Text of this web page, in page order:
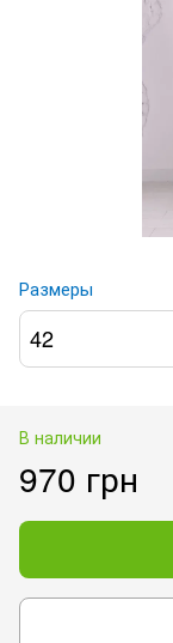
Размеры
42
В наличии
970 грн